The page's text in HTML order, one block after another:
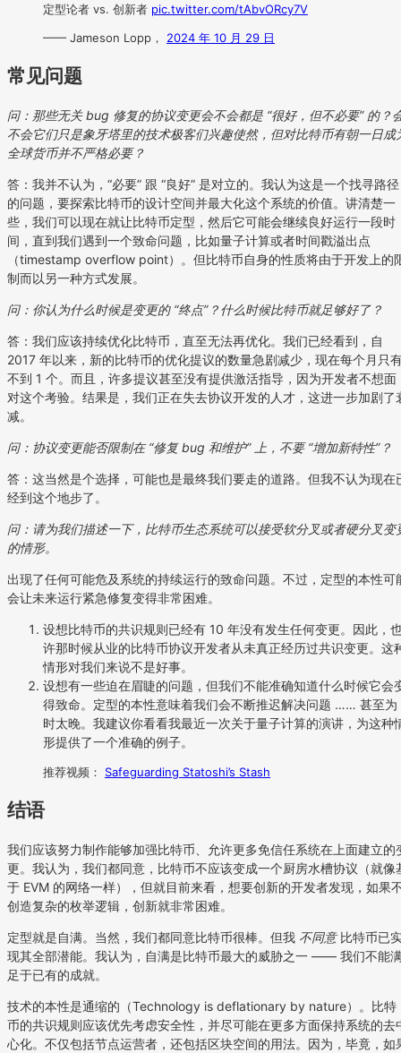
定型论者 vs. 创新者 pic.twitter.com/tAbvORcy7V
—— Jameson Lopp， 2024 年 10 月 29 日
常见问题
问：那些无关 bug 修复的协议变更会不会都是 “很好，但不必要” 的？
不会它们只是象牙塔里的技术极客们兴趣使然，但对比特币有朝一日成
全球货币并不严格必要？
答：我并不认为，“必要” 跟 “良好” 是对立的。我认为这是一个找寻路径
的问题，要探索比特币的设计空间并最大化这个系统的价值。讲清楚一
些，我们可以现在就让比特币定型，然后它可能会继续良好运行一段时
间，直到我们遇到一个致命问题，比如量子计算或者时间戳溢出点
（timestamp overflow point）。但比特币自身的性质将由于开发上的
制而以另一种方式发展。
问：你认为什么时候是变更的 “终点”？什么时候比特币就足够好了？
答：我们应该持续优化比特币，直至无法再优化。我们已经看到，自
2017 年以来，新的比特币的优化提议的数量急剧减少，现在每个月只
不到 1 个。而且，许多提议甚至没有提供激活指导，因为开发者不想面
对这个考验。结果是，我们正在失去协议开发的人才，这进一步加剧了
减。
问：协议变更能否限制在 “修复 bug 和维护” 上，不要 “增加新特性”？
答：这当然是个选择，可能也是最终我们要走的道路。但我不认为现在
经到这个地步了。
问：请为我们描述一下，比特币生态系统可以接受软分叉或者硬分叉变
的情形。
出现了任何可能危及系统的持续运行的致命问题。不过，定型的本性可
会让未来运行紧急修复变得非常困难。
设想比特币的共识规则已经有 10 年没有发生任何变更。因此，
许那时候从业的比特币协议开发者从未真正经历过共识变更。这
情形对我们来说不是好事。
设想有一些迫在眉睫的问题，但我们不能准确知道什么时候它会
得致命。定型的本性意味着我们会不断推迟解决问题 …… 甚至为
时太晚。我建议你看看我最近一次关于量子计算的演讲，为这种
形提供了一个准确的例子。
推荐视频： Safeguarding Statoshi’s Stash
结语
我们应该努力制作能够加强比特币、允许更多免信任系统在上面建立的
更。我认为，我们都同意，比特币不应该变成一个厨房水槽协议（就像
于 EVM 的网络一样），但就目前来看，想要创新的开发者发现，如果
创造复杂的枚举逻辑，创新就非常困难。
定型就是自满。当然，我们都同意比特币很棒。但我 不同意比特币已
现其全部潜能。我认为，自满是比特币最大的威胁之一 —— 我们不能
足于已有的成就。
技术的本性是通缩的（Technology is deflationary by nature）。比特
币的共识规则应该优先考虑安全性，并尽可能在更多方面保持系统的去
心化。不仅包括节点运营者，还包括区块空间的用法。因为，毕竟，如